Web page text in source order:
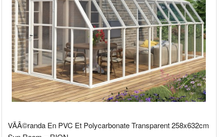
VÃÂ©randa En PVC Et Polycarbonate Transparent 258x632cm